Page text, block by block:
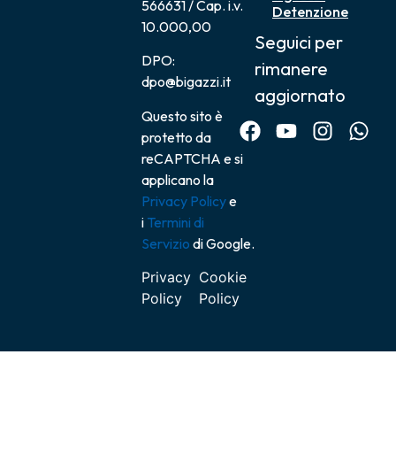
566631 / Cap. i.v.
10.000,00
DPO:
dpo@bigazzi.it
Questo sito è
protetto da
reCAPTCHA e si
applicano la
Privacy Policye
i Termini di
Servizio di Google.
Privacy
Policy
Cookie
Policy
Detenzione
Seguici per
rimanere
aggiornato